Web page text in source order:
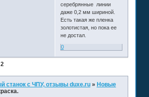
серебрянные линии
даже 0,2 мм шириной.
Есть такая же пленка
золотистая, но пока ее
не достал.
0
2
станок с ЧПУ, отзывы duxe.ru » Новые